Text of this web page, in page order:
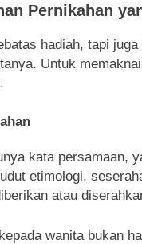
Pernikahan
hadiah, tapi
Untuk
kata persamaan,
etimologi,
atau
wanita bukan